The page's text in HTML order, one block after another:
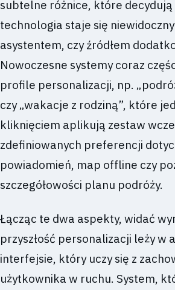
subtelne różnice, które decydują
technologia staje się
asystentem, czy źródłem
Nowoczesne systemy coraz
profile personalizacji, np.
czy „wakacje z rodziną”, które
kliknięciem aplikują zestaw
zdefiniowanych preferencji
powiadomień, map offline czy
szczegółowości planu podróży.
Łącząc te dwa aspekty, widać
przyszłość personalizacji leży w
interfejsie, który uczy się z
użytkownika w ruchu. System,